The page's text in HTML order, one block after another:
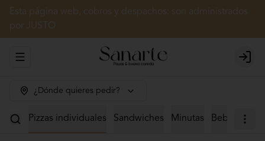
Esta página web, cobros y despachos: son administrados
por JUSTO
Abrir menu de navegación Login
¿Dónde quieres pedir?
Pizzas individuales Sandwiches Minutas Bebidas